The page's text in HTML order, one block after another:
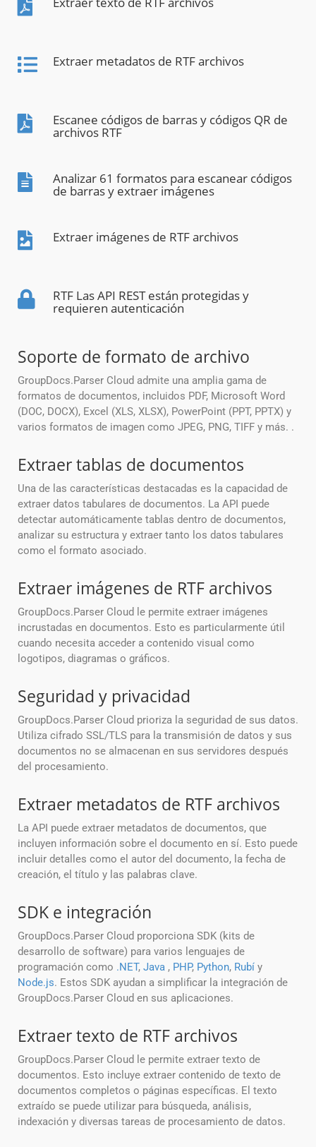
Extraer metadatos de RTF archivos
Escanee códigos de barras y códigos QR de
archivos RTF
Analizar 61 formatos para escanear códigos
de barras y extraer imágenes
Extraer imágenes de RTF archivos
RTF Las API REST están protegidas y
requieren autenticación
Soporte de formato de archivo
GroupDocs.Parser Cloud admite una amplia gama de
formatos de documentos, incluidos PDF, Microsoft Word
(DOC, DOCX), Excel (XLS, XLSX), PowerPoint (PPT, PPTX) y
varios formatos de imagen como JPEG, PNG, TIFF y más. .
Extraer tablas de documentos
Una de las características destacadas es la capacidad de
extraer datos tabulares de documentos. La API puede
detectar automáticamente tablas dentro de documentos,
analizar su estructura y extraer tanto los datos tabulares
como el formato asociado.
Extraer imágenes de RTF archivos
GroupDocs.Parser Cloud le permite extraer imágenes
incrustadas en documentos. Esto es particularmente útil
cuando necesita acceder a contenido visual como
logotipos, diagramas o gráficos.
Seguridad y privacidad
GroupDocs.Parser Cloud prioriza la seguridad de sus datos.
Utiliza cifrado SSL/TLS para la transmisión de datos y sus
documentos no se almacenan en sus servidores después
del procesamiento.
Extraer metadatos de RTF archivos
La API puede extraer metadatos de documentos, que
incluyen información sobre el documento en sí. Esto puede
incluir detalles como el autor del documento, la fecha de
creación, el título y las palabras clave.
SDK e integración
GroupDocs.Parser Cloud proporciona SDK (kits de
desarrollo de software) para varios lenguajes de
programación como .NET, Java , PHP, Python, Rubí y
Node.js. Estos SDK ayudan a simplificar la integración de
GroupDocs.Parser Cloud en sus aplicaciones.
Extraer texto de RTF archivos
GroupDocs.Parser Cloud le permite extraer texto de
documentos. Esto incluye extraer contenido de texto de
documentos completos o páginas específicas. El texto
extraído se puede utilizar para búsqueda, análisis,
indexación y diversas tareas de procesamiento de datos.